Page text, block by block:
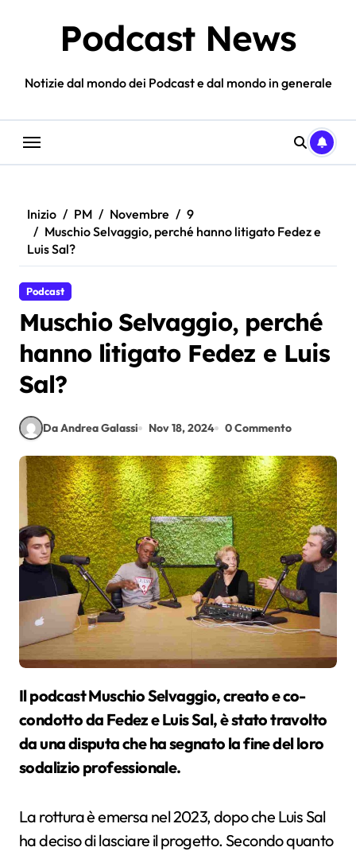
Podcast News
Notizie dal mondo dei Podcast e dal mondo in generale
Inizio PM Novembre
9
Muschio Selvaggio, perché hanno litigato Fedez e
Luis Sal?
Podcast
Muschio Selvaggio, perché
hanno litigato Fedez e Luis
Sal?
Da Andrea Galassi Nov 18, 2024 0 Commento
Il podcast Muschio Selvaggio, creato e co-
condotto da Fedez e Luis Sal, è stato travolto
da una disputa che ha segnato la fine del loro
sodalizio professionale.
La rottura è emersa nel 2023, dopo che Luis Sal
ha deciso di lasciare il progetto. Secondo quanto